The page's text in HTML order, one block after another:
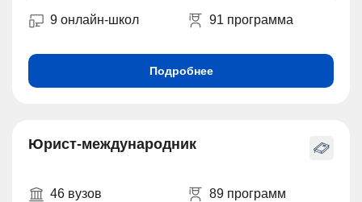
9 онлайн-школ 91 программа
Подробнее
Юрист-международник
46 вузов 89 программ